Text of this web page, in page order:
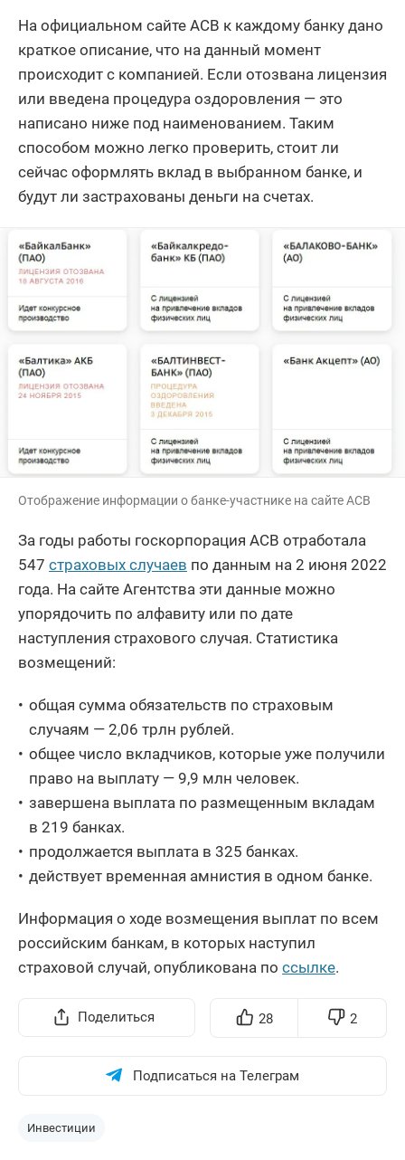
На официальном сайте АСВ к каждому банку дано
краткое описание, что на данный момент
происходит с компанией. Если отозвана лицензия
или введена процедура оздоровления — это
написано ниже под наименованием. Таким
способом можно легко проверить, стоит ли
сейчас оформлять вклад в выбранном банке, и
будут ли застрахованы деньги на счетах.
Отображение информации о банке-участнике на сайте АСВ
За годы работы госкорпорация АСВ отработала
547 страховых случаев по данным на 2 июня 2022
года. На сайте Агентства эти данные можно
упорядочить по алфавиту или по дате
наступления страхового случая. Статистика
возмещений:
общая сумма обязательств по страховым
случаям — 2,06 трлн рублей.
общее число вкладчиков, которые уже получили
право на выплату — 9,9 млн человек.
завершена выплата по размещенным вкладам
в 219 банках.
продолжается выплата в 325 банках.
действует временная амнистия в одном банке.
Информация о ходе возмещения выплат по всем
российским банкам, в которых наступил
страховой случай, опубликована по ссылке.
Поделиться 28 2
Подписаться на Телеграм
Инвестиции